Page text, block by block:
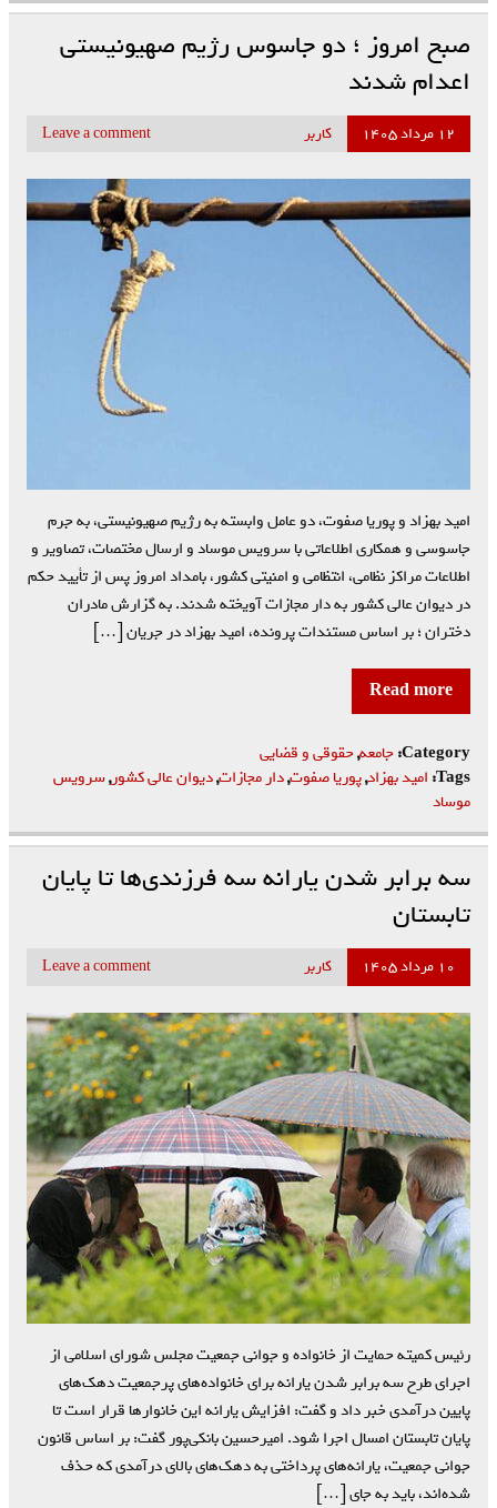
صبح امروز ؛ دو جاسوس رژیم صهیونیستی
اعدام شدند
۱۲ مرداد ۱۴۰۵ کاربر Leave a comment
امید بهزاد و پوریا صفوت، دو عامل وابسته به رژیم صهیونیستی، به جرم
جاسوسی و همکاری اطلاعاتی با سرویس موساد و ارسال مختصات، تصاویر و
اطلاعات مراکز نظامی، انتظامی و امنیتی کشور، بامداد امروز پس از تأیید حکم
در دیوان عالی کشور به دار مجازات آویخته شدند. به گزارش مادران
دختران ؛ بر اساس مستندات پرونده، امید بهزاد در جریان […]
Read more
Category: جامعه,حقوقی و قضایی
Tags: امید بهزاد,پوریا صفوت,دار مجازات,دیوان عالی کشور,سرویس
موساد
سه برابر شدن یارانه سه فرزندی‌ها تا پایان
تابستان
۱۰ مرداد ۱۴۰۵ کاربر Leave a comment
رئیس کمیته حمایت از خانواده و جوانی جمعیت مجلس شورای اسلامی از
اجرای طرح سه برابر شدن یارانه برای خانواده‌های پرجمعیت دهک‌های
پایین درآمدی خبر داد و گفت: افزایش یارانه این خانوارها قرار است تا
پایان تابستان امسال اجرا شود. امیرحسین بانکی‌پور گفت: بر اساس قانون
جوانی جمعیت، یارانه‌های پرداختی به دهک‌های بالای درآمدی که حذف
شده‌اند، باید به جای […]